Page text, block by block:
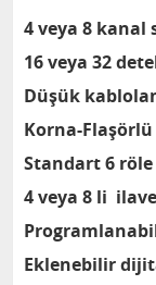
4 veya 8 kanal
16 veya 32
Düşük
Korna-Flaşörlü
Standart 6 röle
4 veya 8 li
Eklenebilir